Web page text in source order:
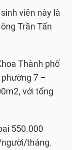
viên này là
Trần Tấn
Thành phố
7 –
với tổng
550.000
tháng.